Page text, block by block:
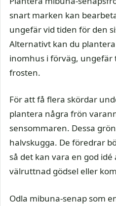
snart marken kan
ungefär vid tiden för den
Alternativt kan du
inomhus i förväg, ungefär
frosten.
För att få flera skördar
plantera några frön
sensommaren. Dessa
halvskugga. De föredrar
så det kan vara en god
välruttnad gödsel eller
Odla mibuna-senap som